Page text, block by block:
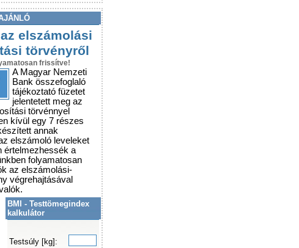
elszámolási
törvényről
frissítve!
A Magyar Nemzeti
Bank összefoglaló
tájékoztató füzetet
jelentetett meg az
törvénnyel
kívül egy 7 részes
annak
elszámoló leveleket
értelmezhessék a
folyamatosan
az elszámolási-
végrehajtásával
BMI - Testtömegindex
kalkulátor
Testsúly [kg]: